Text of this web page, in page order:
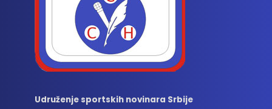
Udruženje sportskih novinara Srbije